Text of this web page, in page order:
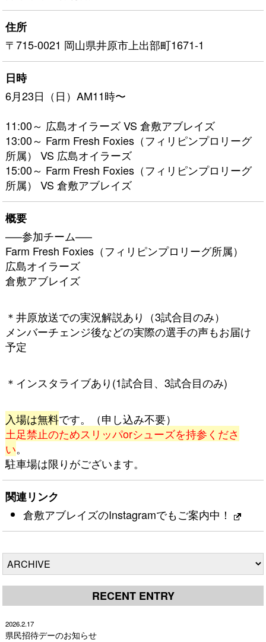
住所
〒715-0021 岡山県井原市上出部町1671-1
日時
6月23日（日）AM11時〜
11:00～ 広島オイラーズ VS 倉敷アブレイズ
13:00～ Farm Fresh Foxies（フィリピンプロリーグ
所属） VS 広島オイラーズ
15:00～ Farm Fresh Foxies（フィリピンプロリーグ
所属） VS 倉敷アブレイズ
概要
—–参加チーム—–
Farm Fresh Foxies（フィリピンプロリーグ所属）
広島オイラーズ
倉敷アブレイズ
＊井原放送での実況解説あり（3試合目のみ）
メンバーチェンジ後などの実際の選手の声もお届け
予定
＊インスタライブあり(1試合目、3試合目のみ)
入場は無料です。（申し込み不要）
土足禁止のためスリッパorシューズを持参くださ
い。
駐車場は限りがございます。
関連リンク
倉敷アブレイズのInstagramでもご案内中！
RECENT ENTRY
2026.2.17
県民招待デーのお知らせ